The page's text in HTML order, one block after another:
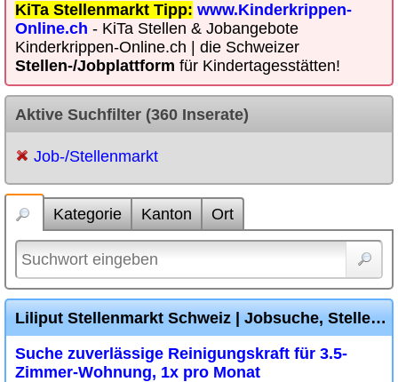
KiTa Stellenmarkt Tipp: www.Kinderkrippen-
Online.ch - KiTa Stellen & Jobangebote
Kinderkrippen-Online.ch | die Schweizer
Stellen-/Jobplattform für Kindertagesstätten!
Aktive Suchfilter (360 Inserate)
Job-/Stellenmarkt
Kategorie Kanton Ort
Liliput Stellenmarkt Schweiz | Jobsuche, Stellenangebote und Job Inserate
Suche zuverlässige Reinigungskraft für 3.5-
Zimmer-Wohnung, 1x pro Monat